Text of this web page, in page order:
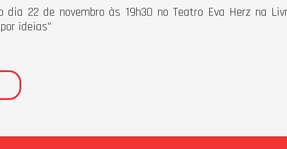
dia 22 de novembro às 19h30 no Teatro Eva Herz na
ideias"